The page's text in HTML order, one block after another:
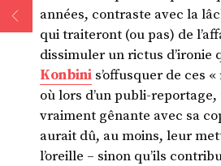
années, contraste avec la
qui traiteront (ou pas) de
dissimuler un rictus d’ironie
Konbini s’offusquer de ces
où lors d’un publi-reportage,
vraiment gênante avec sa
aurait dû, au moins, leur
l’oreille – sinon qu’ils